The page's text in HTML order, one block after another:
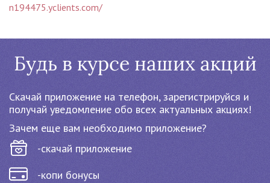
n194475.yclients.com/
Будь в курсе наших акций
Cкачай приложение на телефон, зарегистрируйся и
получай уведомление обо всех актуальных акциях!
Зачем еще вам необходимо приложение?
-скачай приложение
-копи бонусы